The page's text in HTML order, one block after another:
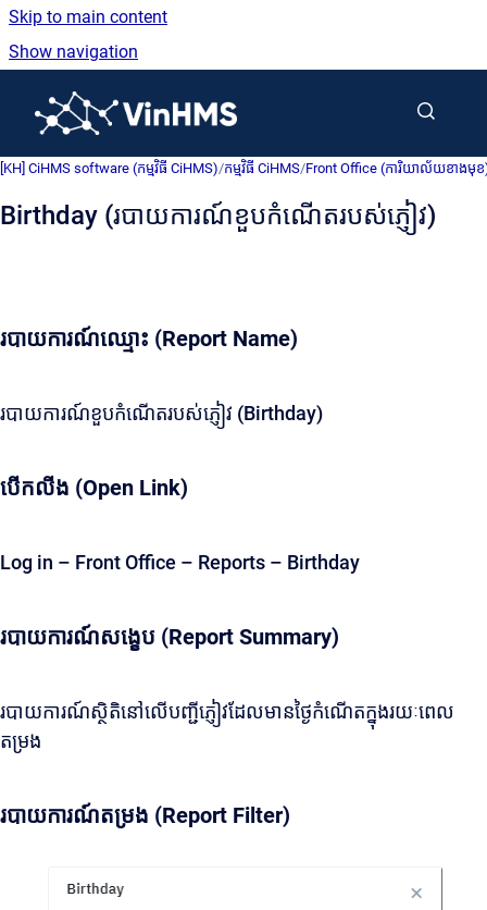
Skip to main content
Show navigation
[KH] CiHMS software (កម្មវិធី CiHMS)/កម្មវិធី CiHMS/Front Office (ការិយាល័យខាងមុ
Birthday (របាយការណ៍ខួបកំណើតរបស់ភ្ញៀវ)
របាយការណ៍ឈ្មោះ (Report Name)
របាយការណ៍ខួបកំណើតរបស់ភ្ញៀវ (Birthday)
បើកលីង (Open Link)
Log in – Front Office – Reports – Birthday
របាយការណ៍សង្ខេប (Report Summary)
របាយការណ៍ស្ថិតិនៅលើបញ្ជីភ្ញៀវដែលមានថ្ងៃកំណើតក្នុងរយៈពេល
តម្រង
របាយការណ៍តម្រង (Report Filter)